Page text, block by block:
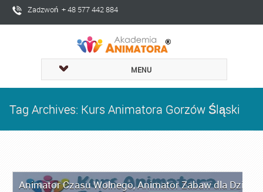
Zadzwoń + 48 577 442 884
MENU
Tag Archives: Kurs Animatora Gorzów Śląski
Animator Czasu Wolnego,Animator Zabaw dla Dzieci